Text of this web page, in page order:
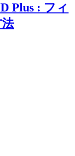
Plus : フィ